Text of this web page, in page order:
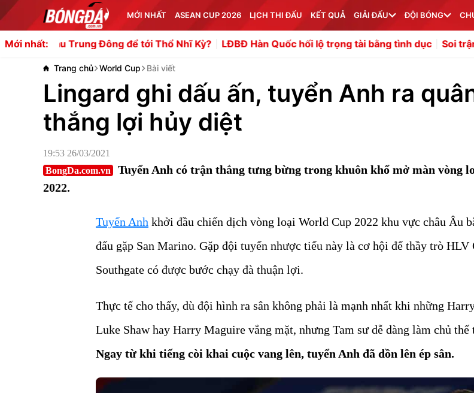
MỚI NHẤT ASEAN CUP 2026 LỊCH THI ĐẤU KẾT QUẢ GIẢI ĐẤU ĐỘI BÓNG
Mới nhất:Đông để tới Thổ Nhĩ Kỳ? LĐBĐ Hàn Quốc hối lộ trọng tài bằng tình dục Soi trận Malaysia vs
Trang chủ World Cup Bài viết
Lingard ghi dấu ấn, tuyển Anh ra
thắng lợi hủy diệt
19:53 26/03/2021
BongDa.com.vn
Tuyển Anh có trận thắng tưng bừng trong khuôn khổ mở màn vòng
2022.
Tuyển Anh khởi đầu chiến dịch vòng loại World Cup 2022 khu vực châu Âu
đấu gặp San Marino. Gặp đội tuyển nhược tiểu này là cơ hội để thầy trò HLV
Southgate có được bước chạy đà thuận lợi.
Thực tế cho thấy, dù đội hình ra sân không phải là mạnh nhất khi những
Luke Shaw hay Harry Maguire vắng mặt, nhưng Tam sư dễ dàng làm chủ thế
Ngay từ khi tiếng còi khai cuộc vang lên, tuyển Anh đã dồn lên ép sân.